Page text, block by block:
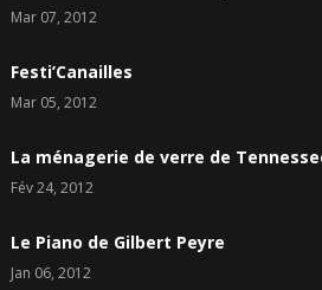
Mar 07, 2012
Festi’Canailles
Mar 05, 2012
La ménagerie de verre de
Fév 24, 2012
Le Piano de Gilbert Peyre
Jan 06, 2012